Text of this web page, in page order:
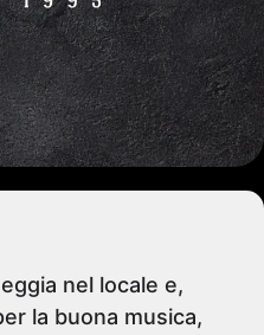
nel locale e,
la buona musica,